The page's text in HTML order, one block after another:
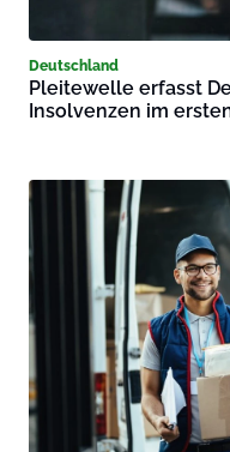
Deutschland
Pleitewelle erfasst
Insolvenzen im